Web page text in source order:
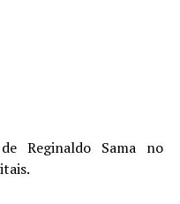
Reginaldo Sama no